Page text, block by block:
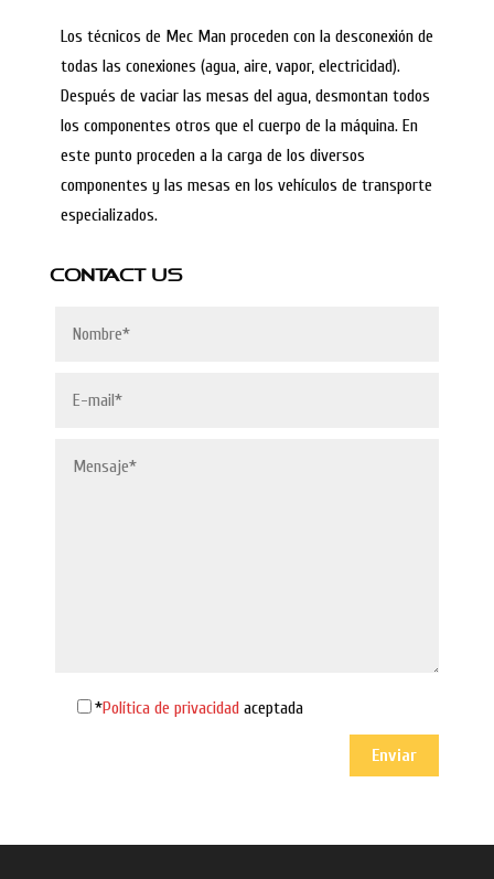
Los técnicos de Mec Man proceden con la desconexión de
todas las conexiones (agua, aire, vapor, electricidad).
Después de vaciar las mesas del agua, desmontan todos
los componentes otros que el cuerpo de la máquina. En
este punto proceden a la carga de los diversos
componentes y las mesas en los vehículos de transporte
especializados.
CONTACT US
*Política de privacidad aceptada